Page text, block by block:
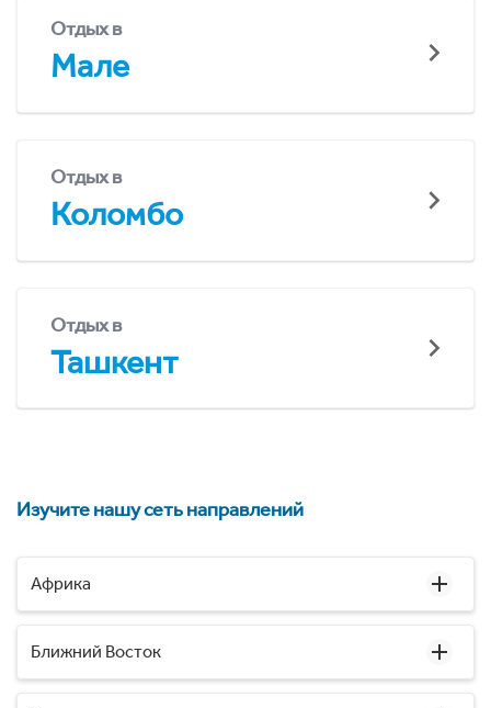
Отдых в
Мале
Отдых в
Коломбо
Отдых в
Ташкент
Изучите нашу сеть направлений
Африка
Ближний Восток